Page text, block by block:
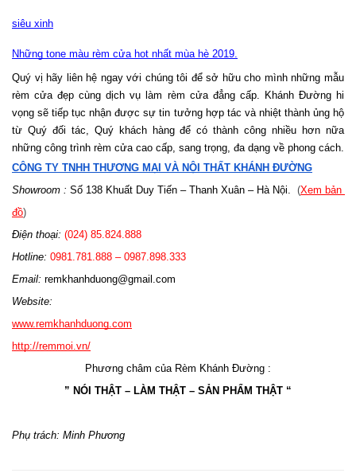
siêu xinh
Những tone màu rèm cửa hot nhất mùa hè 2019.
Quý vị hãy liên hệ ngay với chúng tôi để sở hữu cho mình những mẫu
rèm cửa đẹp cùng dịch vụ làm rèm cửa đẳng cấp. Khánh Đường hi
vọng sẽ tiếp tục nhận được sự tin tưởng hợp tác và nhiệt thành ủng hộ
từ Quý đối tác, Quý khách hàng để có thành công nhiều hơn nữa
những công trình rèm cửa cao cấp, sang trọng, đa dạng về phong cách.
CÔNG TY TNHH THƯƠNG MẠI VÀ NỘI THẤT KHÁNH ĐƯỜNG
Showroom : Số 138 Khuất Duy Tiến – Thanh Xuân – Hà Nội. (Xem bản
đồ)
Điện thoại: (024) 85.824.888
Hotline: 0981.781.888 – 0987.898.333
Email: remkhanhduong@gmail.com
Website:
www.remkhanhduong.com
http://remmoi.vn/
Phương châm của Rèm Khánh Đường :
” NÓI THẬT – LÀM THẬT – SẢN PHẨM THẬT “
Phụ trách: Minh Phương